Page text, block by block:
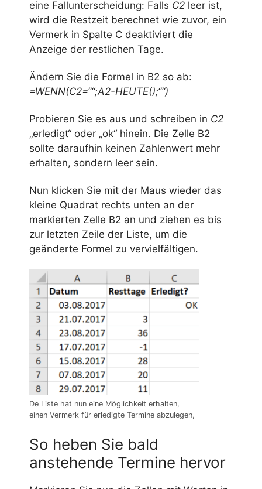
eine Fallunterscheidung: Falls C2 leer ist,
wird die Restzeit berechnet wie zuvor, ein
Vermerk in Spalte C deaktiviert die
Anzeige der restlichen Tage.
Ändern Sie die Formel in B2 so ab:
=WENN(C2=““;A2-HEUTE();““)
Probieren Sie es aus und schreiben in C2
„erledigt“ oder „ok“ hinein. Die Zelle B2
sollte daraufhin keinen Zahlenwert mehr
erhalten, sondern leer sein.
Nun klicken Sie mit der Maus wieder das
kleine Quadrat rechts unten an der
markierten Zelle B2 an und ziehen es bis
zur letzten Zeile der Liste, um die
geänderte Formel zu vervielfältigen.
De Liste hat nun eine Möglichkeit erhalten,
einen Vermerk für erledigte Termine abzulegen,
So heben Sie bald
anstehende Termine hervor